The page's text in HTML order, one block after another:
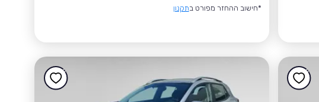
*חישוב ההחזר מפורט בתקנון